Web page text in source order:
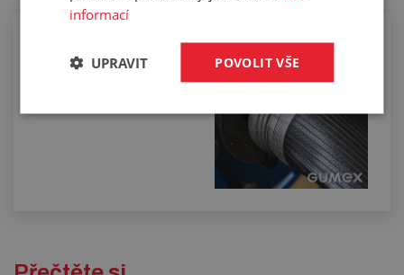
informací
POVOLIT VŠE
UPRAVIT